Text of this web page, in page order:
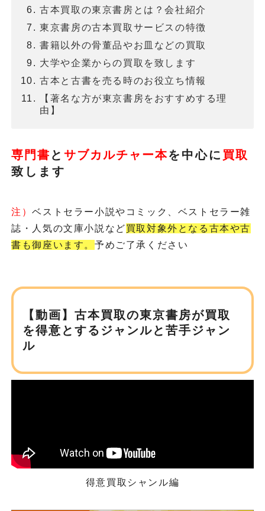
古本買取の東京書房とは？会社紹介
東京書房の古本買取サービスの特徴
書籍以外の骨董品やお皿などの買取
大学や企業からの買取を致します
古本と古書を売る時のお役立ち情報
【著名な方が東京書房をおすすめする理
由】
専門書 とサブカルチャー本を 中心に 買取
致します
注）ベストセラー小説やコミック、ベストセラー雑
誌・人気の文庫小説など買取対象外となる古本や古
書も御座います。 予めご了承ください
【動画】古本買取の東京書房が買取
を得意とするジャンルと苦手ジャン
ル
得意買取シャンル編